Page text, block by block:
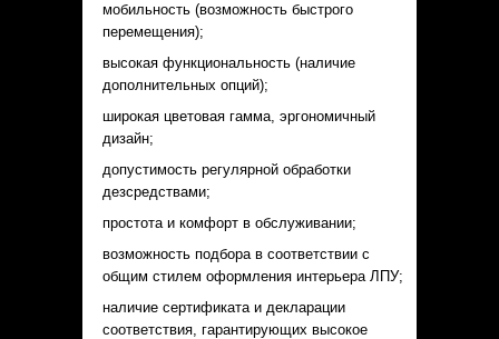
мобильность (возможность быстрого
перемещения);
высокая функциональность (наличие
дополнительных опций);
широкая цветовая гамма, эргономичный
дизайн;
допустимость регулярной обработки
дезсредствами;
простота и комфорт в обслуживании;
возможность подбора в соответствии с
общим стилем оформления интерьера ЛПУ;
наличие сертификата и декларации
соответствия, гарантирующих высокое